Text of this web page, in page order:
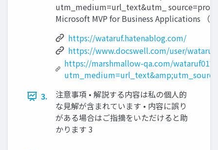
utm_medium=url_text&utm_
Microsoft MVP for Business Applications （
https://wataruf.hatenablog.com/
https://www.docswell.com/user/
https://marshmallow-qa.com/wataruf01?
3.
注意事項 • 解説する内容は私の個人的
な見解が含まれています • 内容に誤り
がある場合はご指摘をいただけると助
かります 3